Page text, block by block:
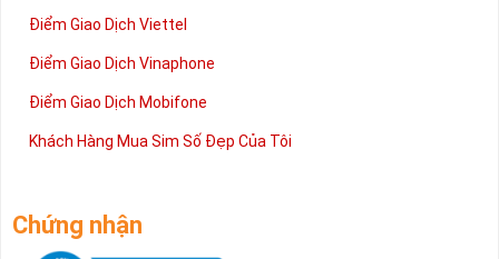
Điểm Giao Dịch Viettel
Điểm Giao Dịch Vinaphone
Điểm Giao Dịch Mobifone
Khách Hàng Mua Sim Số Đẹp Của Tôi
Chứng nhận